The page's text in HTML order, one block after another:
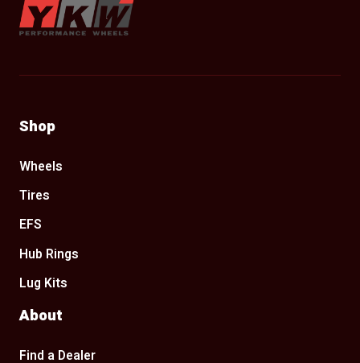
Shop
Wheels
Tires
EFS
Hub Rings
Lug Kits
About
Find a Dealer